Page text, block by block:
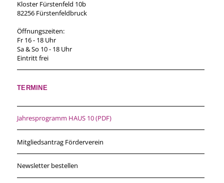
Kloster Fürstenfeld 10b
82256 Fürstenfeldbruck
Öffnungszeiten:
Fr 16 - 18 Uhr
Sa & So 10 - 18 Uhr
Eintritt frei
TERMINE
Jahresprogramm HAUS 10 (PDF)
Mitgliedsantrag Förderverein
Newsletter bestellen